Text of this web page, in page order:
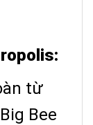
từ
Bee